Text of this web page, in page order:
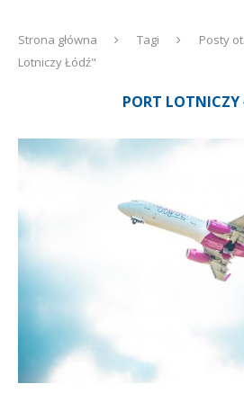
Strona główna Tagi
Posty
Lotniczy Łódź"
PORT LOTNICZY